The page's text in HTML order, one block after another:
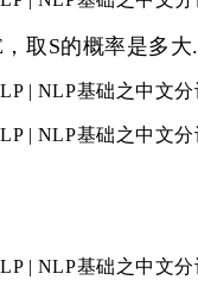
取S的概率是多大.